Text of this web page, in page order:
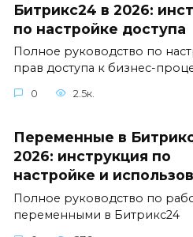
Битрикс24 в 2026:
по настройке доступа
Полное руководство по
прав доступа к бизнес-
0 2.5к.
Переменные в
2026: инструкция по
настройке и
Полное руководство по
переменными в Битрикс24